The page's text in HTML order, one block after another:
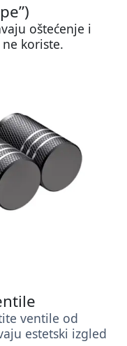
oštećenje i
koriste.
ventile od
estetski izgled